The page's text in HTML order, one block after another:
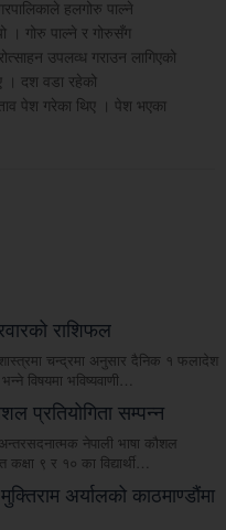
हलगोरु पाल्ने
। गोरु पाल्ने र गोरुसँग
उपलव्ध गराउन लागिएको
। दश वडा रहेको
पेश गरेका थिए । पेश भएका
राशिफल
चन्द्रमा अनुसार दैनिक १ फलादेश
विषयमा भविष्यवाणी…
प्रतियोगिता सम्पन्न
नेपाली भाषा कौशल
९ र १० का विद्यार्थी…
अर्यालको काठमाण्डौंमा